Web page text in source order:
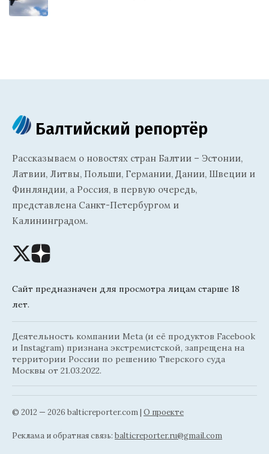
Балтийский репортёр
Рассказываем о новостях стран Балтии – Эстонии,
Латвии, Литвы, Польши, Германии, Дании, Швеции и
Финляндии, а Россия, в первую очередь,
представлена Санкт-Петербургом и
Калининградом.
Сайт предназначен для просмотра лицам старше 18
лет.
Деятельность компании Meta (и её продуктов Facebook
и Instagram) признана экстремистской, запрещена на
территории России по решению Тверского суда
Москвы от 21.03.2022.
© 2012 — 2026 balticreporter.com | О проекте
Реклама и обратная связь: balticreporter.ru@gmail.com